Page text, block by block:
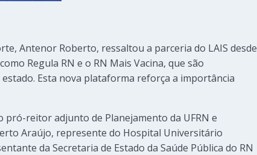
Antenor Roberto, ressaltou a parceria do LAIS desde
Regula RN e o RN Mais Vacina, que são
Esta nova plataforma reforça a importância
reitor adjunto de Planejamento da UFRN e
Araújo, represente do Hospital Universitário
da Secretaria de Estado da Saúde Pública do RN